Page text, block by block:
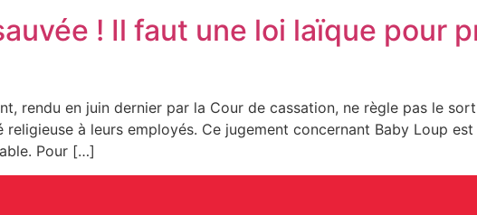
! Il faut une loi laïque pour
rendu en juin dernier par la Cour de cassation, ne règle pas le
à leurs employés. Ce jugement concernant Baby Loup est
Pour […]